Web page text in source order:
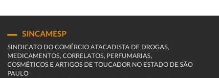
SINCAMESP
SINDICATO DO COMÉRCIO ATACADISTA DE DROGAS,
MEDICAMENTOS, CORRELATOS, PERFUMARIAS,
COSMÉTICOS E ARTIGOS DE TOUCADOR NO ESTADO DE SÃO
PAULO